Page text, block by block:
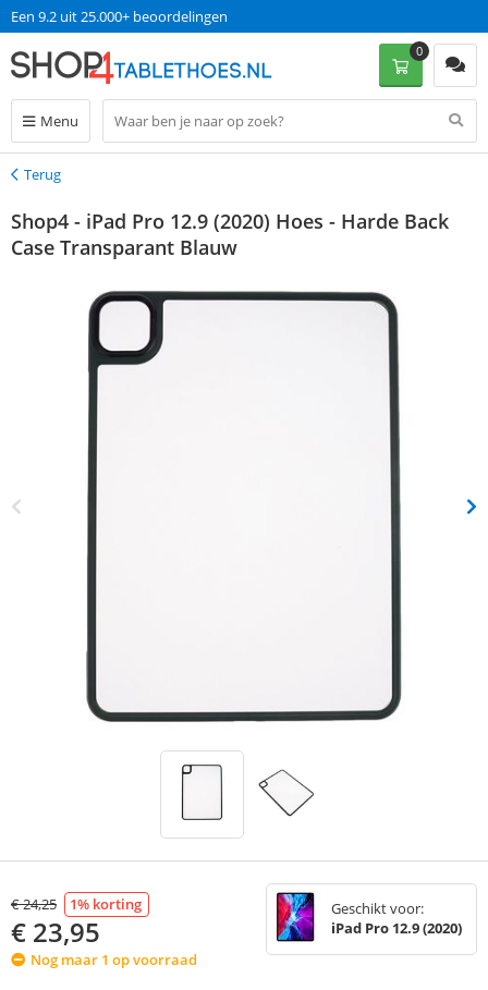
Een 9.2 uit 25.000+ beoordelingen
Menu
0
Terug
Terug
Shop4 - iPad Pro 12.9 (2020) Hoes - Harde Back
Case Transparant Blauw
€24,25 1% korting
€ 23,95
Nog maar 1 op voorraad
Geschikt voor:
iPad Pro 12.9 (2020)